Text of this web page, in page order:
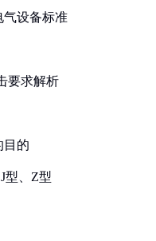
气设备标准
要求解析
目的
型、Z型